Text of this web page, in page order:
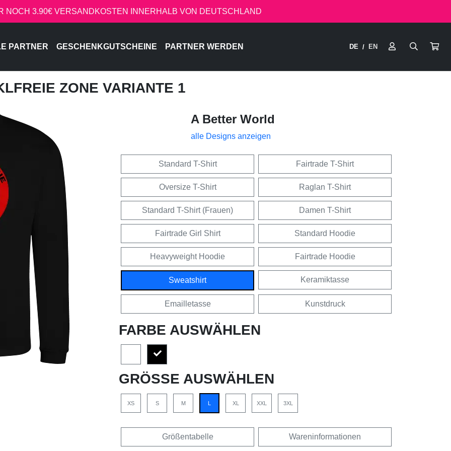
NOCH 3.90€ VERSANDKOSTEN INNERHALB VON DEUTSCHLAND
PARTNER GESCHENKGUTSCHEINE PARTNER WERDEN DE / EN
ZONE VARIANTE 1
A Better World
alle Designs anzeigen
Standard T-Shirt Fairtrade T-Shirt
Oversize T-Shirt Raglan T-Shirt
Standard T-Shirt (Frauen) Damen T-Shirt
Fairtrade Girl Shirt Standard Hoodie
Heavyweight Hoodie Fairtrade Hoodie
Sweatshirt Keramiktasse
Emailletasse Kunstdruck
FARBE AUSWÄHLEN
GRÖSSE AUSWÄHLEN
XS S M L XL XXL 3XL
Größentabelle Wareninformationen